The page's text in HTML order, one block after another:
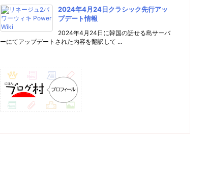
2024年4月24日クラシック先行アッ
プデート情報
2024年4月24日に韓国の話せる島サーバ
ーにてアップデートされた内容を翻訳して ...